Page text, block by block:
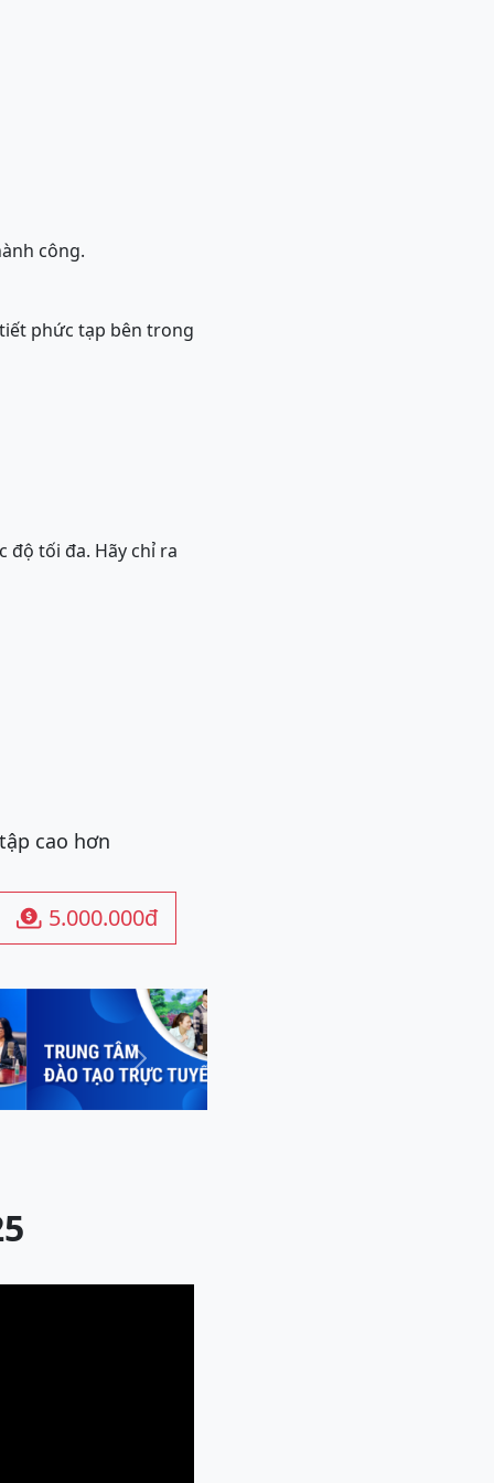
công.
phức tạp bên trong
độ tối đa. Hãy chỉ ra
cao hơn
 5.000.000đ
Next